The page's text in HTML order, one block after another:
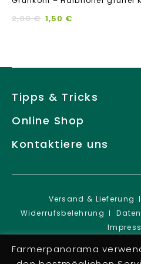
out
of
2,00€ 1,50 €
Tipps & Tricks
Online Shop
Kontaktiere uns
Versand & Lieferung
Widerrufsbelehrung
Copyright © 2026
Farmerpanorama